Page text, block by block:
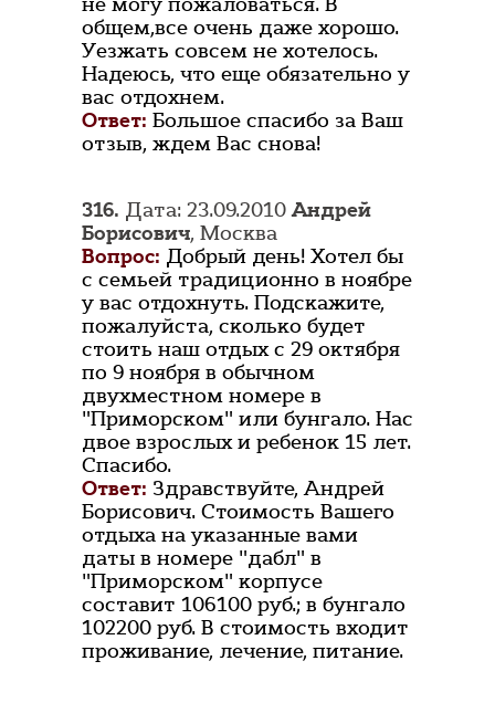
общем,все очень даже хорошо.
Уезжать совсем не хотелось.
Надеюсь, что еще обязательно у
вас отдохнем.
Ответ: Большое спасибо за Ваш
отзыв, ждем Вас снова!
316. Дата: 23.09.2010Андрей
Борисович, Москва
Вопрос: Добрый день! Хотел бы
с семьей традиционно в ноябре
у вас отдохнуть. Подскажите,
пожалуйста, сколько будет
стоить наш отдых с 29 октября
по 9 ноября в обычном
двухместном номере в
"Приморском" или бунгало. Нас
двое взрослых и ребенок 15 лет.
Спасибо.
Ответ: Здравствуйте, Андрей
Борисович. Стоимость Вашего
отдыха на указанные вами
даты в номере "дабл" в
"Приморском" корпусе
составит 106100 руб.; в бунгало
102200 руб. В стоимость входит
проживание, лечение, питание.